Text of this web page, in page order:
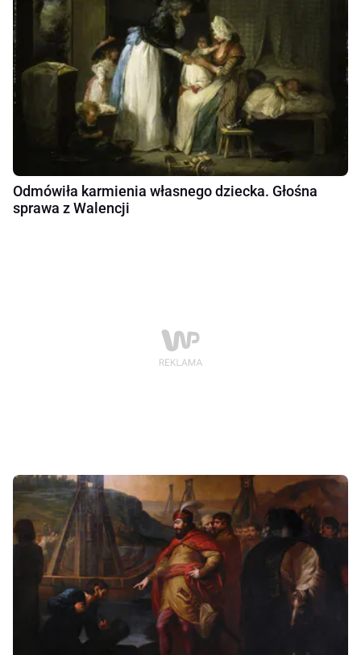
Odmówiła karmienia własnego dziecka. Głośna
sprawa z Walencji